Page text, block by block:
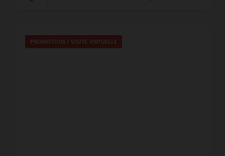
PROMOTION / VISITE VIRTUELLE